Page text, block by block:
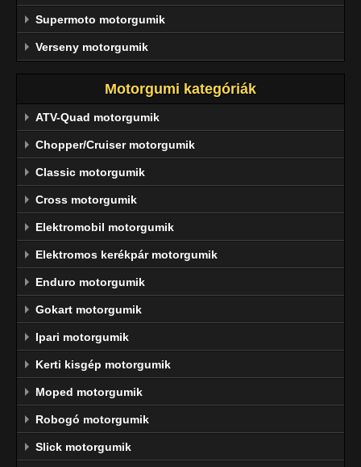
Supermoto motorgumik
Verseny motorgumik
Motorgumi kategóriák
ATV-Quad motorgumik
Chopper/Cruiser motorgumik
Classic motorgumik
Cross motorgumik
Elektromobil motorgumik
Elektromos kerékpár motorgumik
Enduro motorgumik
Gokart motorgumik
Ipari motorgumik
Kerti kisgép motorgumik
Moped motorgumik
Robogó motorgumik
Slick motorgumik